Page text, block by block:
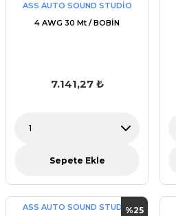
ASS AUTO SOUND STUDİO
4 AWG 30 Mt / BOBİN
7.141,27 ₺
Sepete Ekle
%25
ASS AUTO SOUND STUDİO